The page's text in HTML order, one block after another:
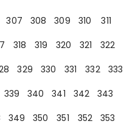
307 308 309 310
311
318 319 320 321
322
329 330 331 332
333
339 340 341 342
343
349 350 351 352
353